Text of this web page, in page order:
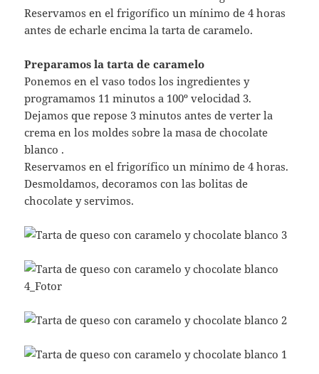
Reservamos en el frigorífico un mínimo de 4 horas
antes de echarle encima la tarta de caramelo.
Preparamos la tarta de caramelo
Ponemos en el vaso todos los ingredientes y
programamos 11 minutos a 100º velocidad 3.
Dejamos que repose 3 minutos antes de verter la
crema en los moldes sobre la masa de chocolate
blanco .
Reservamos en el frigorífico un mínimo de 4 horas.
Desmoldamos, decoramos con las bolitas de
chocolate y servimos.